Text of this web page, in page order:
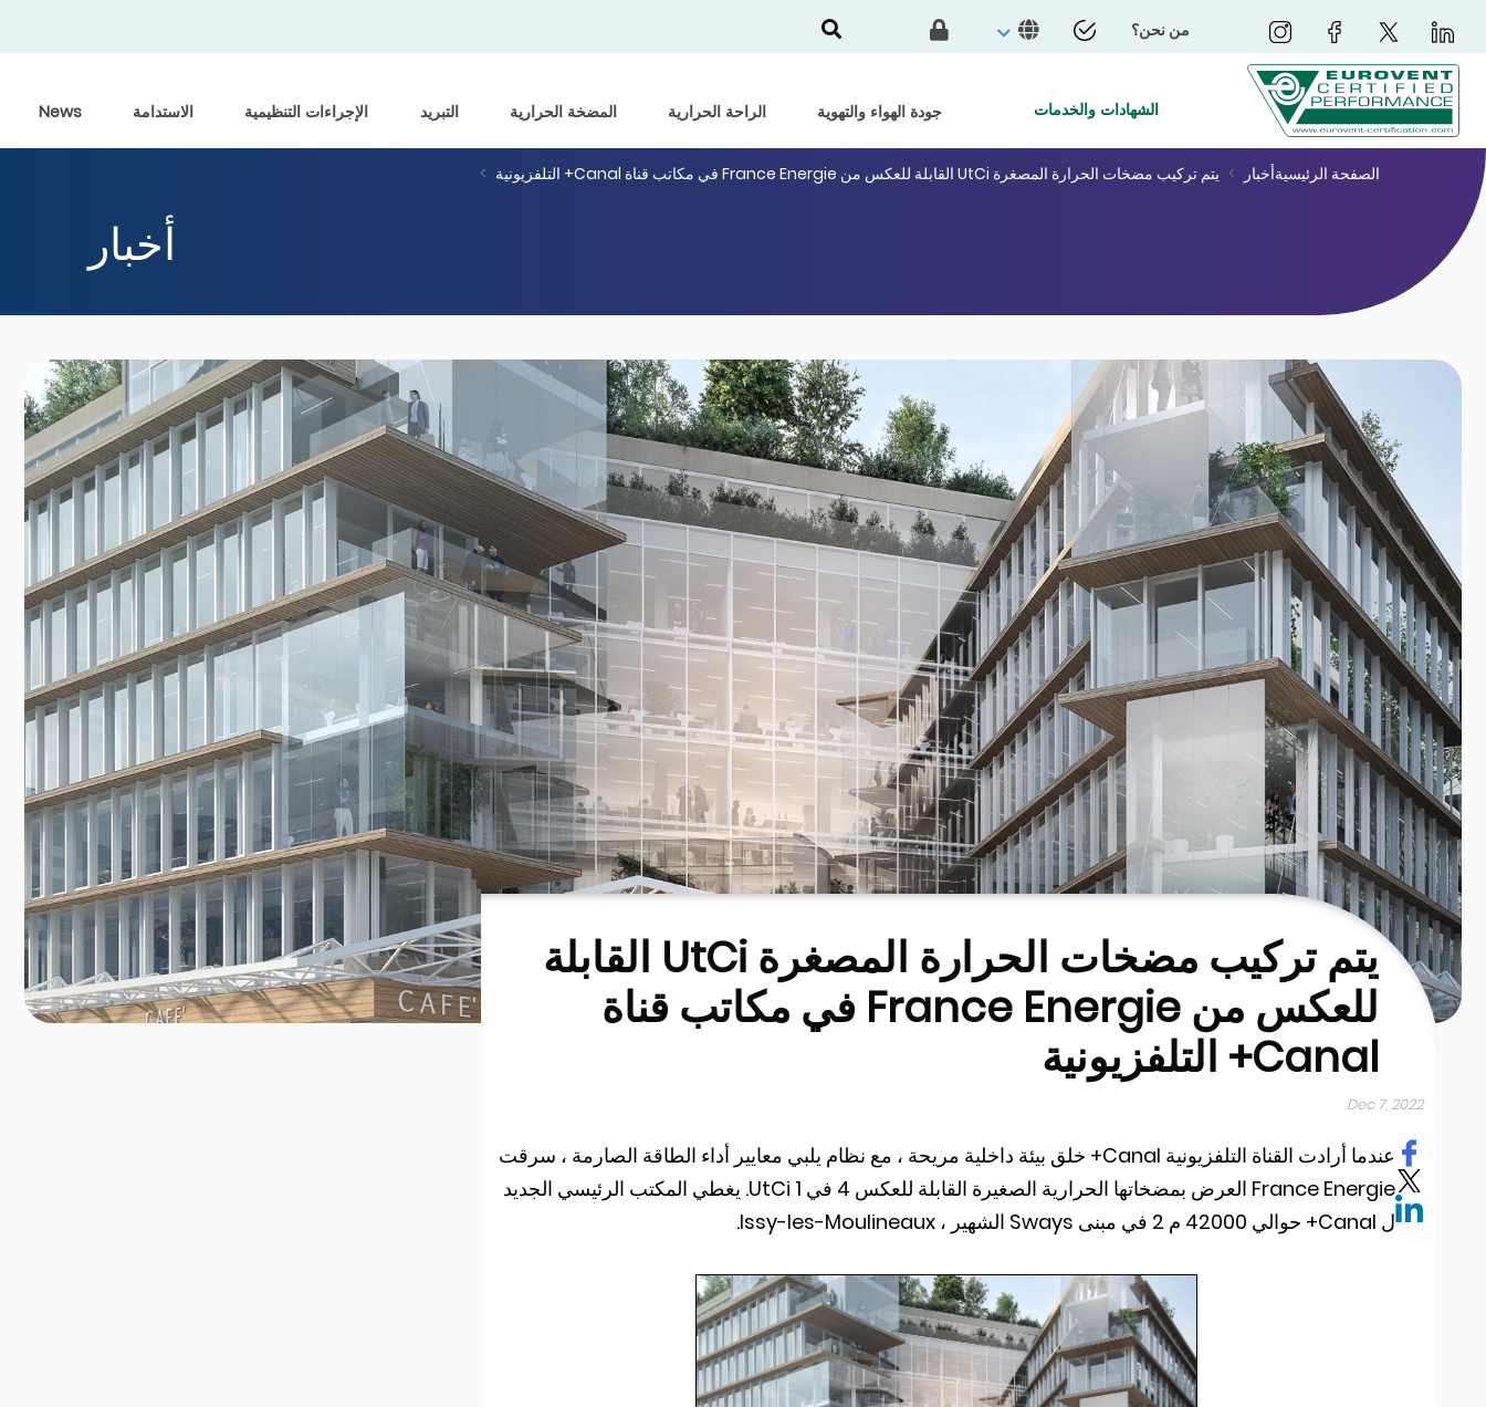
من نحن؟
الشهادات والخدمات جودة الهواء والتهوية الراحة الحرارية المضخة الحرارية التبريد الإجراءات التنظيمية الاستدامة News
الصفحة الرئيسيةأخبار يتم تركيب مضخات الحرارة المصغرة UtCi القابلة للعكس من France Energie في مكاتب قناة Canal+ التلفزيونية
أخبار
يتم تركيب مضخات الحرارة المصغرة UtCi القابلة
للعكس من France Energie في مكاتب قناة
Canal+ التلفزيونية
Dec 7, 2022
عندما أرادت القناة التلفزيونية Canal+ خلق بيئة داخلية مريحة ، مع نظام يلبي معايير أداء الطاقة الصارمة ، سرقت
France Energie العرض بمضخاتها الحرارية الصغيرة القابلة للعكس 4 في 1 UtCi. يغطي المكتب الرئيسي الجديد
ل Canal+ حوالي 42000 م 2 في مبنى Sways الشهير ، Issy-les-Moulineaux.